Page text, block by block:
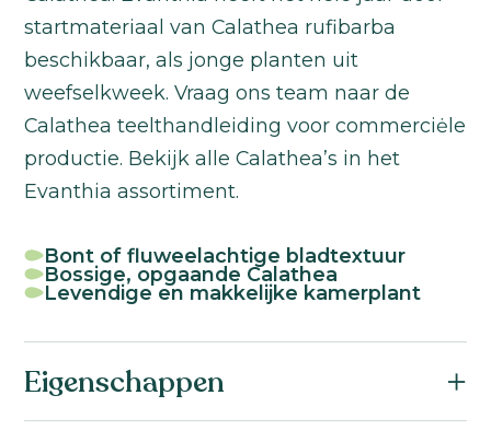
startmateriaal van Calathea rufibarba
beschikbaar, als jonge planten uit
weefselkweek. Vraag ons team naar de
Calathea teelthandleiding voor commerciėle
productie. Bekijk alle Calathea’s in het
Evanthia assortiment.
Bont of fluweelachtige bladtextuur
Bossige, opgaande Calathea
Levendige en makkelijke kamerplant
Eigenschappen